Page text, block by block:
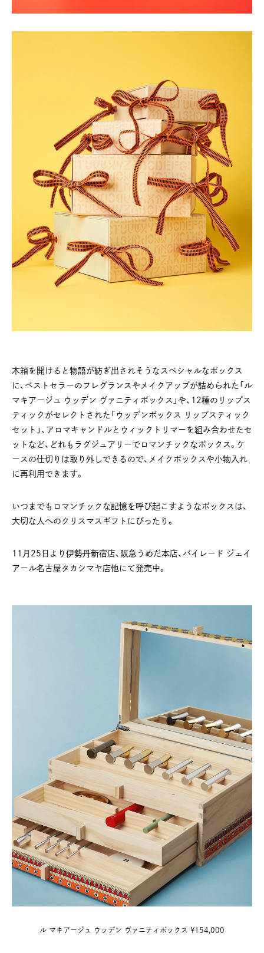
木箱を開けると物語が紡ぎ出されそうなスペシャルなボックス
に、ベストセラーのフレグランスやメイクアップが詰められた「ル
マキアージュ ウッデン ヴァニティボックス」や、12種のリップス
ティックがセレクトされた「ウッデンボックス リップスティック
セット」、アロマキャンドルとウィックトリマーを組み合わせたセ
ットなど、どれもラグジュアリーでロマンチックなボックス。ケ
ースの仕切りは取り外しできるので、メイクボックスや小物入れ
に再利用できます。
いつまでもロマンチックな記憶を呼び起こすようなボックスは、
大切な人へのクリスマスギフトにぴったり。
11月25日より伊勢丹新宿店、阪急うめだ本店、バイレード ジェイ
アール名古屋タカシマヤ店他にて発売中。
ル マキアージュ ウッデン ヴァニティボックス ¥154,000